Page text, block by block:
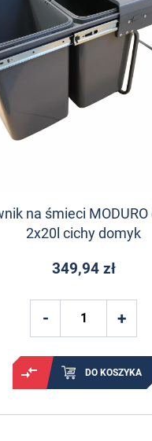
na śmieci
2x20l cichy domyk
349,94 zł
DO KOSZYKA